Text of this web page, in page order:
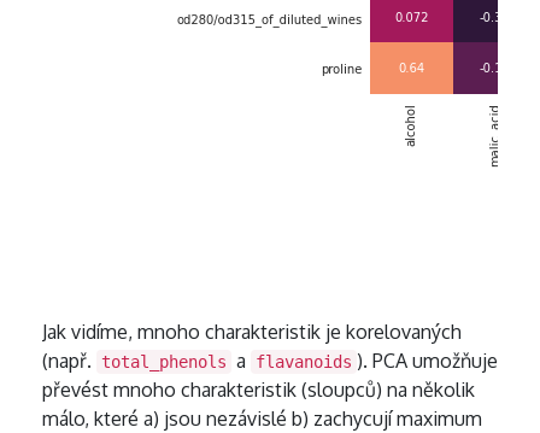
Jak vidíme, mnoho charakteristik je korelovaných
(např.
total_phenols a flavanoids ). PCA umožňuje
převést mnoho charakteristik (sloupců) na několik
málo, které a) jsou nezávislé b) zachycují maximum